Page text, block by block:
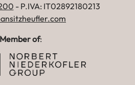
- P.IVA: IT02892180213
Member of: